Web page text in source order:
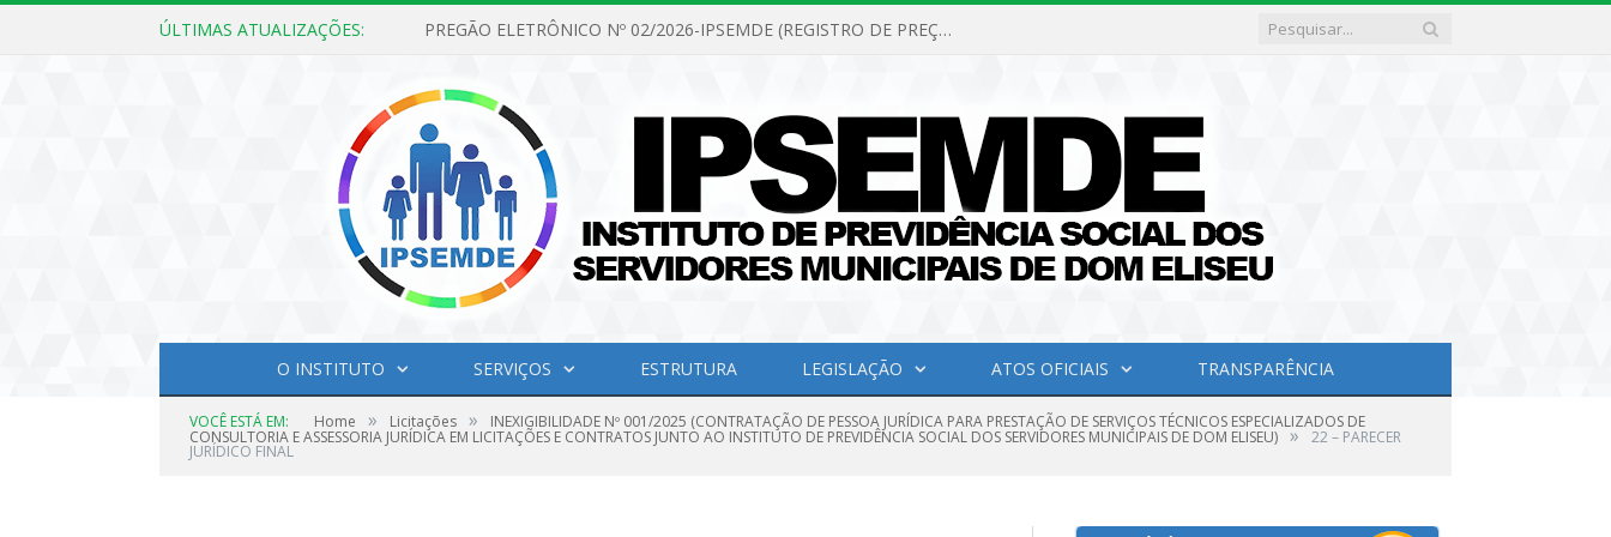
ÚLTIMAS ATUALIZAÇÕES: PREGÃO ELETRÔNICO Nº 02/2026-IPSEMDE (REGISTRO DE PREÇOS PARA FUTURA E EVENTUAL AQUISIÇÃO DE MATERIAL DE LIMPEZA E GÊNEROS ALIMENTÍCIOS PARA ATENDER AS NECESSIDADES DO INSTITUTO DE PREVIDÊNCIA SOCIAL DOS SERVIDORES MUNICIPAIS DE DOM ELISEU.)
O INSTITUTO SERVIÇOS ESTRUTURA LEGISLAÇÃO ATOS OFICIAIS TRANSPARÊNCIA
VOCÊ ESTÁ EM: Home » Licitações » INEXIGIBILIDADE Nº 001/2025 (CONTRATAÇÃO DE PESSOA JURÍDICA PARA PRESTAÇÃO DE SERVIÇOS TÉCNICOS ESPECIALIZADOS DE
CONSULTORIA E ASSESSORIA JURÍDICA EM LICITAÇÕES E CONTRATOS JUNTO AO INSTITUTO DE PREVIDÊNCIA SOCIAL DOS SERVIDORES MUNICIPAIS DE DOM ELISEU) » 22 – PARECER
JURÍDICO FINAL